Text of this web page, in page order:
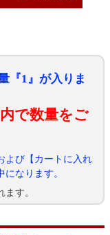
『1』が入りま
で数量をご
よび【カートに入れ
なります。
す。